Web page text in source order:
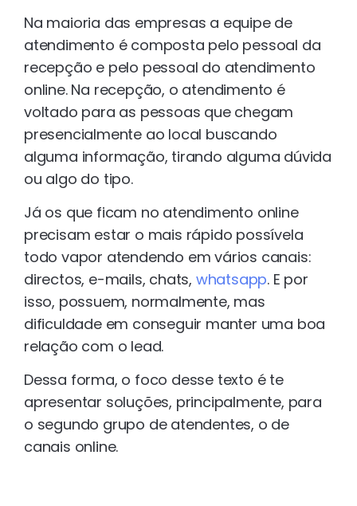
Na maioria das empresas a equipe de
atendimento é composta pelo pessoal da
recepção e pelo pessoal do atendimento
online. Na recepção, o atendimento é
voltado para as pessoas que chegam
presencialmente ao local buscando
alguma informação, tirando alguma dúvida
ou algo do tipo.
Já os que ficam no atendimento online
precisam estar o mais rápido possívela
todo vapor atendendo em vários canais:
directos, e-mails, chats, whatsapp. E por
isso, possuem, normalmente, mas
dificuldade em conseguir manter uma boa
relação com o lead.
Dessa forma, o foco desse texto é te
apresentar soluções, principalmente, para
o segundo grupo de atendentes, o de
canais online.